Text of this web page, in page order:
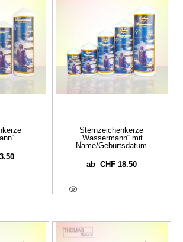
Sternzeichenkerze
„Wassermann“ mit
Name/Geburtsdatum
ab CHF18.50